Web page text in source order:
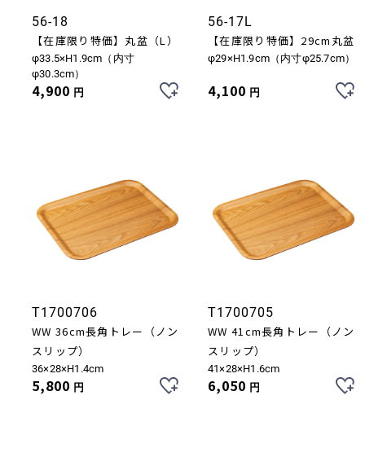
56-18
【在庫限り特価】丸盆（L）
φ33.5×H1.9cm（内寸
φ30.3cm）
4,900 円
56-17L
【在庫限り特価】29cm丸盆
φ29×H1.9cm（内寸φ25.7cm）
4,100 円
T1700706
WW 36cm長角トレー（ノン
スリップ）
36×28×H1.4cm
5,800 円
T1700705
WW 41cm長角トレー（ノン
スリップ）
41×28×H1.6cm
6,050 円